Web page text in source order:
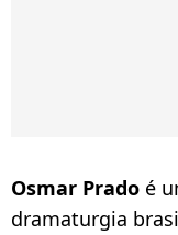
Osmar Prado é
dramaturgia